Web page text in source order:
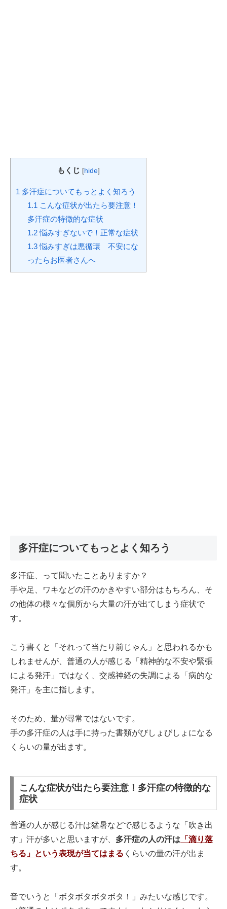
もくじ [hide]
1 多汗症についてもっとよく知ろう
1.1 こんな症状が出たら要注意！
多汗症の特徴的な症状
1.2悩みすぎないで！正常な症状
1.3悩みすぎは悪循環 不安にな
ったらお医者さんへ
多汗症についてもっとよく知ろう
多汗症、って聞いたことありますか？
手や足、ワキなどの汗のかきやすい部分はもちろん、そ
の他体の様々な個所から大量の汗が出てしまう症状で
す。
こう書くと「それって当たり前じゃん」と思われるかも
しれませんが、普通の人が感じる「精神的な不安や緊張
による発汗」ではなく、交感神経の失調による「病的な
発汗」を主に指します。
そのため、量が尋常ではないです。
手の多汗症の人は手に持った書類がびしょびしょになる
くらいの量が出ます。
こんな症状が出たら要注意！多汗症の特徴的な
症状
普通の人が感じる汗は猛暑などで感じるような「吹き出
す」汗が多いと思いますが、 多汗症の人の汗は 「滴り落
ちる」という表現が当てはまる くらいの量の汗が出ま
す。
音でいうと「ボタボタボタボタ！」みたいな感じです。